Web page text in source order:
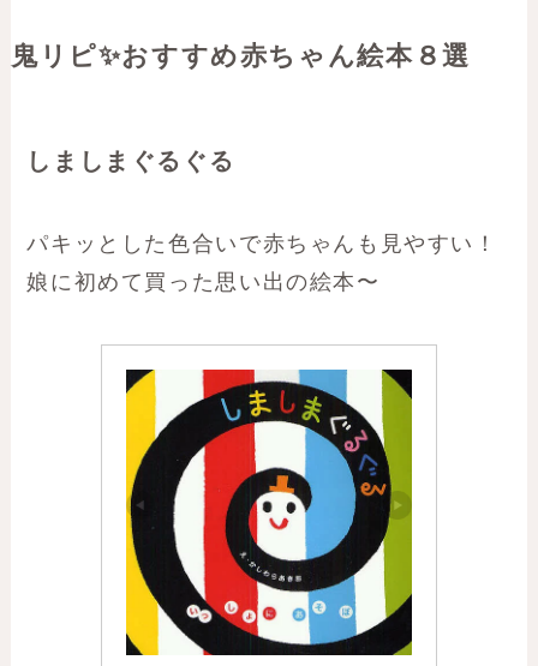
鬼リピ✨おすすめ赤ちゃん絵本８選
しましまぐるぐる
パキッとした色合いで赤ちゃんも見やすい！
娘に初めて買った思い出の絵本〜